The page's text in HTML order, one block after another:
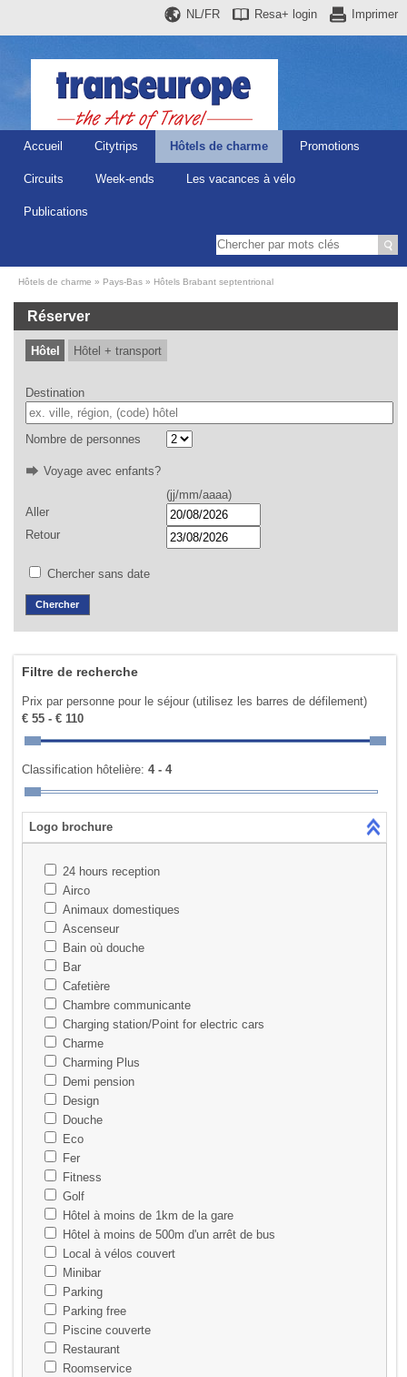
Imprimer
Resa+ login
NL/FR
Accueil Citytrips Hôtels de charme Promotions
Circuits Week-ends Les vacances à vélo
Publications
Hôtels de charme Pays-Bas Hôtels Brabant septentrional
Réserver
Hôtel Hôtel + transport
Destination
Nombre de personnes
Voyage avec enfants?
(jj/mm/aaaa)
Aller
Retour
Chercher sans date
Filtre de recherche
Prix par personne pour le séjour (utilisez les barres de défilement)
€ 55 - € 110
Classification hôtelière:4 - 4
Logo brochure
24 hours reception
Airco
Animaux domestiques
Ascenseur
Bain où douche
Bar
Cafetière
Chambre communicante
Charging station/Point for electric cars
Charme
Charming Plus
Demi pension
Design
Douche
Eco
Fer
Fitness
Golf
Hôtel à moins de 1km de la gare
Hôtel à moins de 500m d'un arrêt de bus
Local à vélos couvert
Minibar
Parking
Parking free
Piscine couverte
Restaurant
Roomservice